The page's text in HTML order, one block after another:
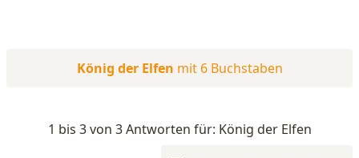
König der Elfen mit 6 Buchstaben
1 bis 3 von 3 Antworten für: König der Elfen